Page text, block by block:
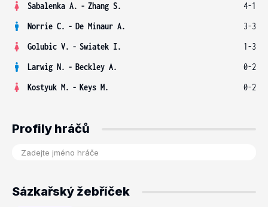
Sabalenka A. - Zhang S.
4-1
Norrie C. - De Minaur A.
3-3
Golubic V. - Swiatek I.
1-3
Larwig N. - Beckley A.
0-2
Kostyuk M. - Keys M. 0-2
Profily hráčů
Sázkařský žebříček